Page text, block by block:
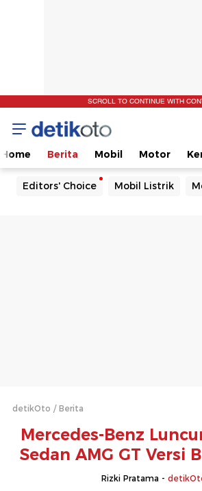
SCROLL TO CONTINUE WITH
Home Berita Mobil Motor
Editors' Choice Mobil Listrik
detikOto Berita
Mercedes-Benz
Sedan AMG GT Versi
Rizki Pratama -